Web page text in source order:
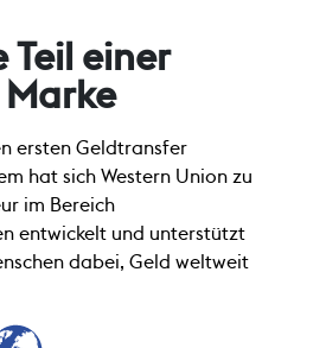
Teil einer
ersten Geldtransfer
hat sich Western Union zu
im Bereich
entwickelt und unterstützt
dabei, Geld weltweit